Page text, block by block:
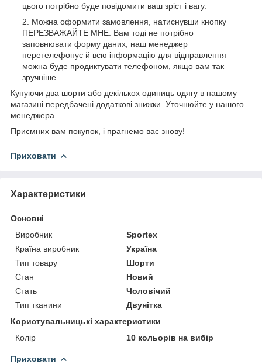
цього потрібно буде повідомити ваш зріст і вагу.
Можна оформити замовлення, натиснувши кнопку
ПЕРЕЗВАЖАЙТЕ МНЕ. Вам тоді не потрібно
заповнювати форму даних, наш менеджер
перетелефонує й всю інформацію для відправлення
можна буде продиктувати телефоном, якщо вам так
зручніше.
Купуючи два шорти або декількох одиниць одягу в нашому
магазині передбачені додаткові знижки. Уточнюйте у нашого
менеджера.
Приємних вам покупок, і прагнемо вас знову!
Приховати
Характеристики
Основні
Виробник
Sportex
Країна виробник
Україна
Тип товару
Шорти
Стан
Новий
Стать
Чоловічий
Тип тканини
Двунітка
Користувальницькі характеристики
Колір
10 кольорів на вибір
Приховати